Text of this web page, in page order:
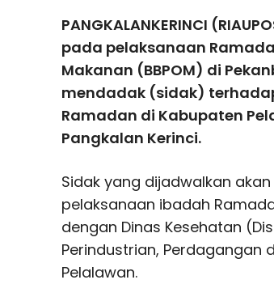
PANGKALANKERINCI
pada pelaksanaan
Makanan (BBPOM) di
mendadak (sidak)
Ramadan di Kabupaten
Pangkalan Kerinci.
Sidak yang dijadwalkan
pelaksanaan ibadah
dengan Dinas Kesehatan
Perindustrian, Perdagangan
Pelalawan.